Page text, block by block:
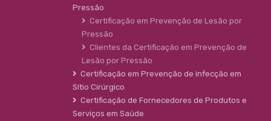
Pressão
Certificação em Prevenção de Lesão por
Pressão
Clientes da Certificação em Prevenção de
Lesão por Pressão
Certificação em Prevenção de infecção em
Sítio Cirúrgico
Certificação de Fornecedores de Produtos e
Serviços em Saúde